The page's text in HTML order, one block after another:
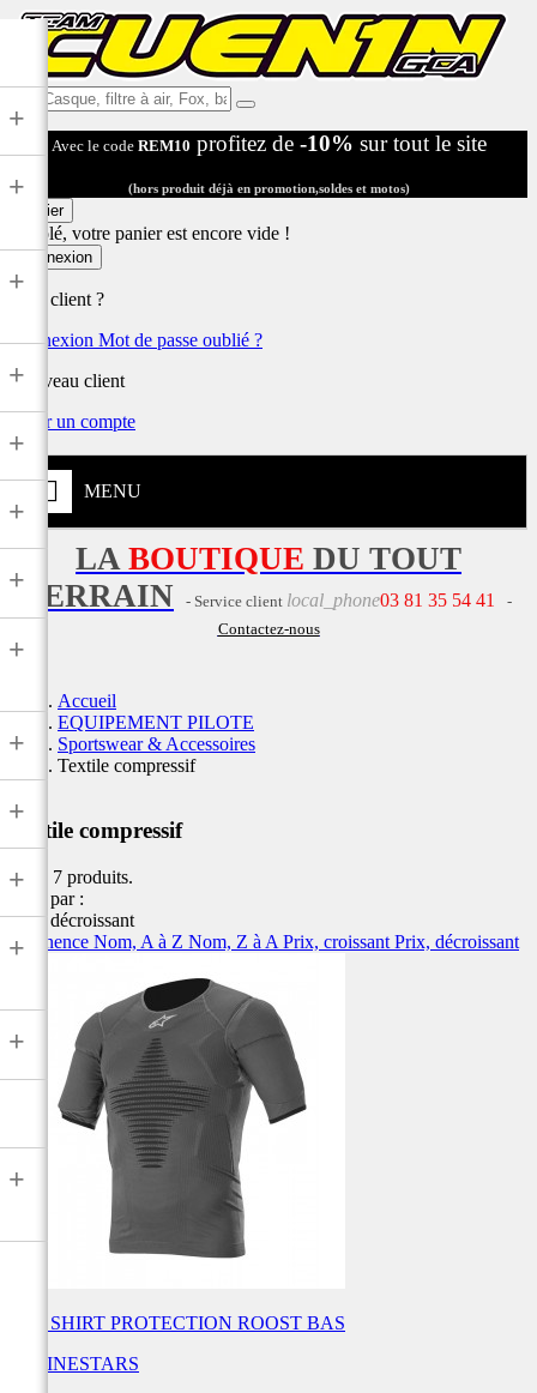
Ex:
Casque,
filtre
air,
Fox,
...
Avec le code REM10 profitez de -10% sur tout le site
(hors produit déjà en promotion,soldes et motos)
Panier
Désolé, votre panier est encore vide !
Connexion
Déjà client ?
Connexion Mot de passe oublié ?
Nouveau client
Créer un compte
MENU
+
+
+
+
+
+
+
+
+
+
+
+
+
+
LA BOUTIQUE DU TOUT
TERRAIN
- Service client local_phone03 81 35 54 41
-
Contactez-nous
Accueil
EQUIPEMENT PILOTE
Sportswear & Accessoires
Textile compressif
Textile compressif
Il y a 7 produits.
Trier par :
Prix, décroissant
Pertinence Nom, A à Z Nom, Z à A Prix, croissant Prix, décroissant
TEE SHIRT PROTECTION ROOST BAS
ALPINESTARS